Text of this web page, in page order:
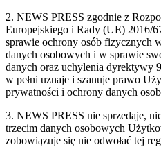
2. NEWS PRESS zgodnie z
Europejskiego i Rady (UE) 2016/
sprawie ochrony osób fizycznych
danych osobowych i w sprawie
danych oraz uchylenia dyrektywy
w pełni uznaje i szanuje prawo
prywatności i ochrony danych
3. NEWS PRESS nie sprzedaje,
trzecim danych osobowych
zobowiązuje się nie odwołać tej